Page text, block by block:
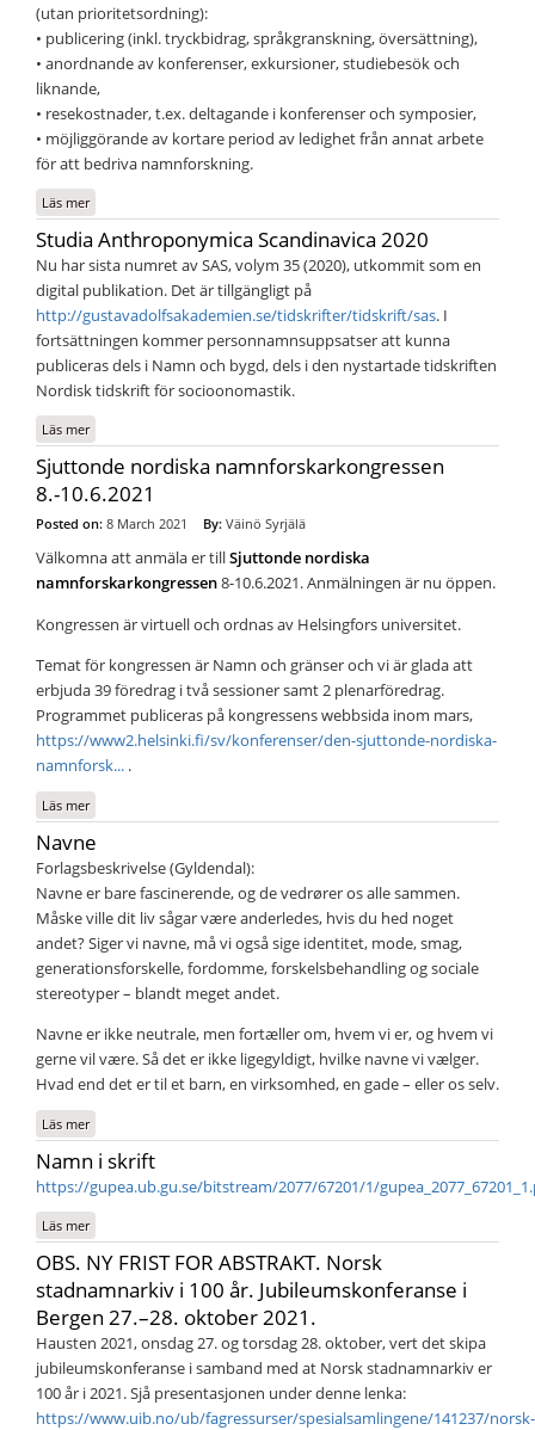
(utan prioritetsordning):
• publicering (inkl. tryckbidrag, språkgranskning, översättning),
• anordnande av konferenser, exkursioner, studiebesök och
liknande,
• resekostnader, t.ex. deltagande i konferenser och symposier,
• möjliggörande av kortare period av ledighet från annat arbete
för att bedriva namnforskning.
Läs merom Ortnamnssällskapet i Uppsala utlyser stipendiemedel 2021
Studia Anthroponymica Scandinavica 2020
Nu har sista numret av SAS, volym 35 (2020), utkommit som en
digital publikation. Det är tillgängligt på
http://gustavadolfsakademien.se/tidskrifter/tidskrift/sas. I
fortsättningen kommer personnamnsuppsatser att kunna
publiceras dels i Namn och bygd, dels i den nystartade tidskriften
Nordisk tidskrift för socioonomastik.
Läs merom Studia Anthroponymica Scandinavica 2020
Sjuttonde nordiska namnforskarkongressen
8.-10.6.2021
Posted on: 8 March 2021 By: Väinö Syrjälä
Välkomna att anmäla er tillSjuttonde nordiska
namnforskarkongressen8-10.6.2021. Anmälningen är nu öppen.
Kongressen är virtuell och ordnas av Helsingfors universitet.
Temat för kongressen är Namn och gränser och vi är glada att
erbjuda 39 föredrag i två sessioner samt 2 plenarföredrag.
Programmet publiceras på kongressens webbsida inom mars,
https://www2.helsinki.fi/sv/konferenser/den-sjuttonde-nordiska-
namnforsk... .
Läs merom Sjuttonde nordiska namnforskarkongressen 8.-10.6.2021
Navne
Forlagsbeskrivelse (Gyldendal):
Navne er bare fascinerende, og de vedrører os alle sammen.
Måske ville dit liv sågar være anderledes, hvis du hed noget
andet? Siger vi navne, må vi også sige identitet, mode, smag,
generationsforskelle, fordomme, forskelsbehandling og sociale
stereotyper – blandt meget andet.
Navne er ikke neutrale, men fortæller om, hvem vi er, og hvem vi
gerne vil være. Så det er ikke ligegyldigt, hvilke navne vi vælger.
Hvad end det er til et barn, en virksomhed, en gade – eller os selv.
Läs merom Navne
Namn i skrift
https://gupea.ub.gu.se/bitstream/2077/67201/1/
Läs merom Namn i skrift
OBS. NY FRIST FOR ABSTRAKT. Norsk
stadnamnarkiv i 100 år. Jubileumskonferanse i
Bergen 27.–28. oktober 2021.
Hausten 2021, onsdag 27. og torsdag 28. oktober, vert det skipa
jubileumskonferanse i samband med at Norsk stadnamnarkiv er
100 år i 2021. Sjå presentasjonen under denne lenka:
https://www.uib.no/ub/fagressurser/spesialsamlingene/141237/norsk-